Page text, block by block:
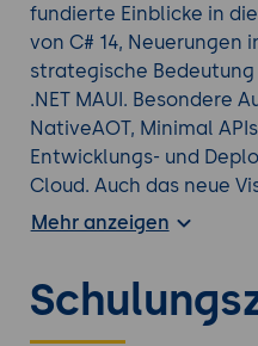
fundierte Einblicke in
von C# 14, Neuerungen
strategische
.NET MAUI. Besondere
NativeAOT, Minimal
Entwicklungs- und
Cloud. Auch das neue
seinen erweiterten KI-
Migrationspfade
effizient arbeiten
Mehr anzeigen